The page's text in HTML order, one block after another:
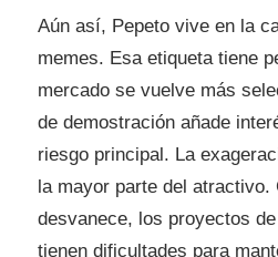
Aún así, Pepeto vive en la
memes. Esa etiqueta tiene
mercado se vuelve más
de demostración añade
riesgo principal. La
la mayor parte del atractivo.
desvanece, los proyectos
tienen dificultades para